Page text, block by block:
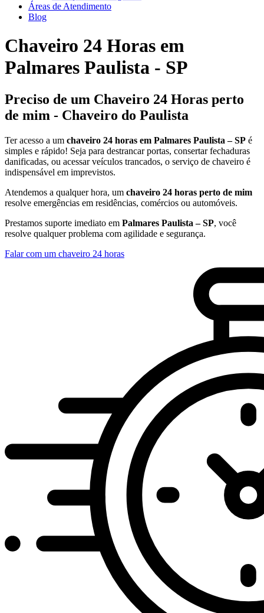
Áreas de Atendimento
Blog
Chaveiro 24 Horas em
Palmares Paulista - SP
Preciso de um Chaveiro 24 Horas perto
de mim - Chaveiro do Paulista
Ter acesso a um chaveiro 24 horas em Palmares Paulista – SP é
simples e rápido! Seja para destrancar portas, consertar fechaduras
danificadas, ou acessar veículos trancados, o serviço de chaveiro é
indispensável em imprevistos.
Atendemos a qualquer hora, um chaveiro 24 horas perto de mim
resolve emergências em residências, comércios ou automóveis.
Prestamos suporte imediato em Palmares Paulista – SP, você
resolve qualquer problema com agilidade e segurança.
Falar com um chaveiro 24 horas